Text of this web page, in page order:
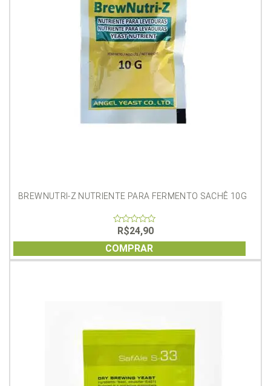
BREWNUTRI-Z NUTRIENTE PARA FERMENTO SACHÊ 10G
of
5
R$24,90
COMPRAR